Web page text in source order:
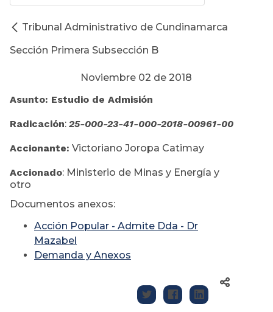
Tribunal Administrativo de Cundinamarca
Sección Primera Subsección B
Noviembre 02 de 2018
Asunto: Estudio de Admisión
Radicación: 25-000-23-41-000-2018-00961-00
Accionante: Victoriano Joropa Catimay
Accionado: Ministerio de Minas y Energía y
otro
Documentos anexos:
Acción Popular - Admite Dda - Dr
Mazabel
Demanda y Anexos